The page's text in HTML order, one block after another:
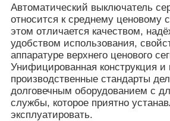
Автоматический выключатель
относится к среднему ценовому
этом отличается качеством,
удобством использования,
аппаратуре верхнего ценового
Унифицированная конструкция и
производственные стандарты
долговечным оборудованием с
службы, которое приятно
эксплуатировать.